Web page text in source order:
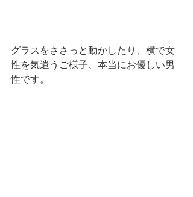
グラスをささっと動かしたり、横で女
性を気遣うご様子、本当にお優しい男
性です。